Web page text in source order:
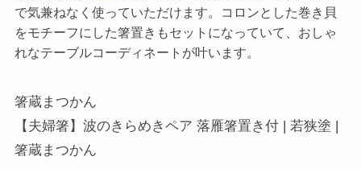
で気兼ねなく使っていただけます。コロンとした巻き貝
をモチーフにした箸置きもセットになっていて、おしゃ
れなテーブルコーディネートが叶います。
箸蔵まつかん
【夫婦箸】波のきらめきペア 落雁箸置き付 | 若狭塗 |
箸蔵まつかん